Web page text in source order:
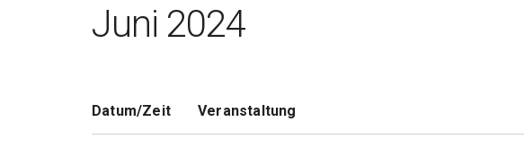
Juni 2024
Datum/Zeit Veranstaltung